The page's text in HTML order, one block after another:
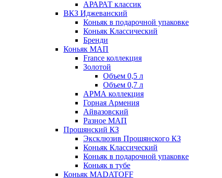
АРАРАТ классик
ВКЗ Иджеванский
Коньяк в подарочной упаковке
Коньяк Классический
Бренди
Коньяк МАП
France коллекция
Золотой
Объем 0,5 л
Объем 0,7 л
АРМА коллекция
Горная Армения
Айвазовский
Разное МАП
Прошянский КЗ
Эксклюзив Прошянского КЗ
Коньяк Классический
Коньяк в подарочной упаковке
Коньяк в тубе
Коньяк MADATOFF